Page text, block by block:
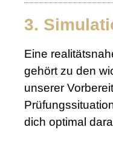
3.
Eine
gehört zu den
unserer
dich optimal